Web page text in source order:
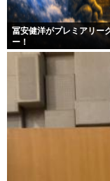
冨安健洋がプレミアリー
ー！